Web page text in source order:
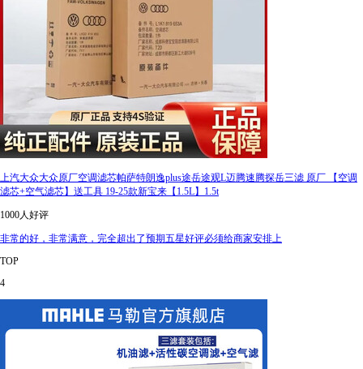
上汽大众大众原厂空调滤芯帕萨特朗逸plus途岳途观L迈腾速腾探岳三滤 原厂 【空调
滤芯+空气滤芯】送工具 19-25款新宝来【1.5L】1.5t
1000人好评
非常的好，非常满意，完全超出了预期五星好评必须给商家安排上
TOP
4